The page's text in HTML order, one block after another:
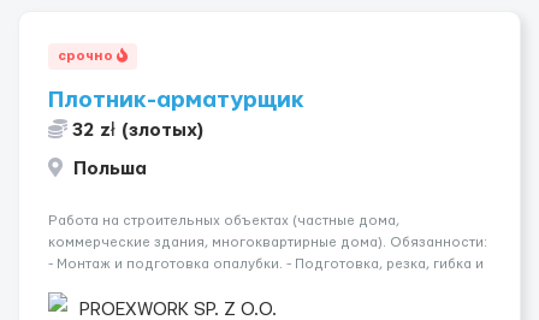
срочно
Плотник-арматурщик
32 zł (злотых)
Польша
Работа на строительных объектах (частные дома,
коммерческие здания, многоквартирные дома). Обязанности:
- Монтаж и подготовка опалубки. - Подготовка, резка, гибка и
Связка арматурных стержней. - Заливка бетона. - Демонтаж
PROEXWORK SP. Z O.O.